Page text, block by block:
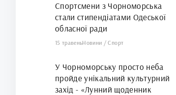
Спортсмени з Чорноморська
стали стипендіатами Одеської
обласної ради
15 травеньНовини /Спорт
У Чорноморську просто неба
пройде унікальний культурний
захід - «Лунний щоденник